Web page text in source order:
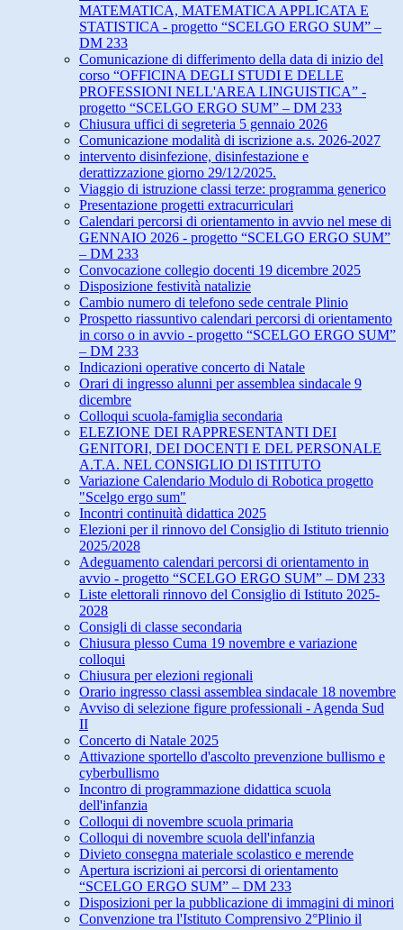
MATEMATICA, MATEMATICA APPLICATA E
STATISTICA - progetto “SCELGO ERGO SUM” –
DM 233
Comunicazione di differimento della data di inizio del
corso “OFFICINA DEGLI STUDI E DELLE
PROFESSIONI NELL'AREA LINGUISTICA” -
progetto “SCELGO ERGO SUM” – DM 233
Chiusura uffici di segreteria 5 gennaio 2026
Comunicazione modalità di iscrizione a.s. 2026-2027
intervento disinfezione, disinfestazione e
derattizzazione giorno 29/12/2025.
Viaggio di istruzione classi terze: programma generico
Presentazione progetti extracurriculari
Calendari percorsi di orientamento in avvio nel mese di
GENNAIO 2026 - progetto “SCELGO ERGO SUM”
– DM 233
Convocazione collegio docenti 19 dicembre 2025
Disposizione festività natalizie
Cambio numero di telefono sede centrale Plinio
Prospetto riassuntivo calendari percorsi di orientamento
in corso o in avvio - progetto “SCELGO ERGO SUM”
– DM 233
Indicazioni operative concerto di Natale
Orari di ingresso alunni per assemblea sindacale 9
dicembre
Colloqui scuola-famiglia secondaria
ELEZIONE DEI RAPPRESENTANTI DEI
GENITORI, DEI DOCENTI E DEL PERSONALE
A.T.A. NEL CONSIGLIO Dl ISTITUTO
Variazione Calendario Modulo di Robotica progetto
"Scelgo ergo sum"
Incontri continuità didattica 2025
Elezioni per il rinnovo del Consiglio di Istituto triennio
2025/2028
Adeguamento calendari percorsi di orientamento in
avvio - progetto “SCELGO ERGO SUM” – DM 233
Liste elettorali rinnovo del Consiglio di Istituto 2025-
2028
Consigli di classe secondaria
Chiusura plesso Cuma 19 novembre e variazione
colloqui
Chiusura per elezioni regionali
Orario ingresso classi assemblea sindacale 18 novembre
Avviso di selezione figure professionali - Agenda Sud
II
Concerto di Natale 2025
Attivazione sportello d'ascolto prevenzione bullismo e
cyberbullismo
Incontro di programmazione didattica scuola
dell'infanzia
Colloqui di novembre scuola primaria
Colloqui di novembre scuola dell'infanzia
Divieto consegna materiale scolastico e merende
Apertura iscrizioni ai percorsi di orientamento
“SCELGO ERGO SUM” – DM 233
Disposizioni per la pubblicazione di immagini di minori
Convenzione tra l'Istituto Comprensivo 2°Plinio il